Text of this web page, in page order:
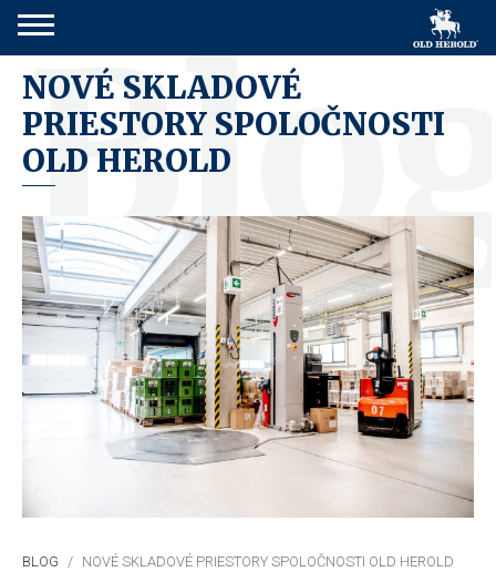
NOVÉ SKLADOVÉ
PRIESTORY SPOLOČNOSTI
OLD HEROLD
BLOG
NOVÉ SKLADOVÉ PRIESTORY SPOLOČNOSTI OLD HEROLD